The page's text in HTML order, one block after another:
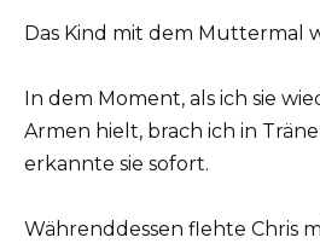
Das Kind mit dem Muttermal
In dem Moment, als ich sie
Armen hielt, brach ich in
erkannte sie sofort.
Währenddessen flehte Chris